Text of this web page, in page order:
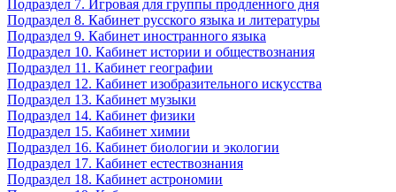
Подраздел 7. Игровая для группы продленного дня
Подраздел 8. Кабинет русского языка и литературы
Подраздел 9. Кабинет иностранного языка
Подраздел 10. Кабинет истории и обществознания
Подраздел 11. Кабинет географии
Подраздел 12. Кабинет изобразительного искусства
Подраздел 13. Кабинет музыки
Подраздел 14. Кабинет физики
Подраздел 15. Кабинет химии
Подраздел 16. Кабинет биологии и экологии
Подраздел 17. Кабинет естествознания
Подраздел 18. Кабинет астрономии